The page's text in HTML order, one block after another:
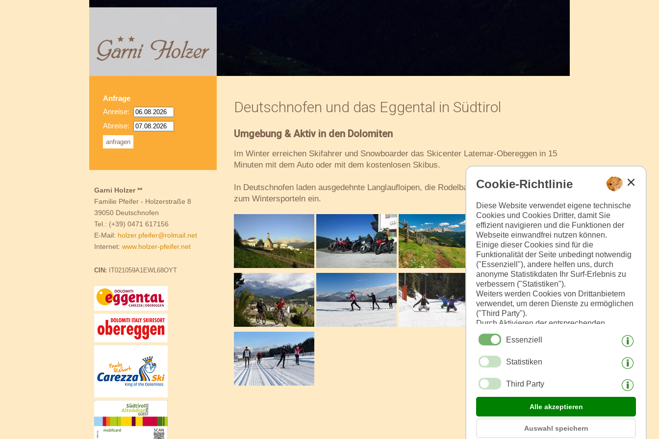
Cookie-Richtlinie
Diese Website verwendet eigene technische
Cookies und Cookies Dritter, damit Sie
effizient navigieren und die Funktionen der
Webseite einwandfrei nutzen können.
Einige dieser Cookies sind für die
Funktionalität der Seite unbedingt notwendig
("Essenziell"), andere helfen uns, durch
anonyme Statistikdaten Ihr Surf-Erlebnis zu
verbessern ("Statistiken").
Weiters werden Cookies von Drittanbietern
verwendet, um deren Dienste zu ermöglichen
("Third Party").
Durch Aktivieren der entsprechenden
Schaltflächen entscheiden Sie selbst, welche
Cookies zum Einsatz kommen.
"Auswahl speichern" oder "Auswahl
der ausgewählten Cookies erlauben.
Ihre Einwilligung können Sie jederzeit
widerrufen.
Essenziell
Statistiken
Third Party
Alle akzeptieren
Auswahl speichern
Anfrage
Anreise:
Abreise:
Garni Holzer **
Familie Pfeifer - Holzerstraße 8
39050 Deutschnofen
Tel.: (+39) 0471 617156
E-Mail: holzer.pfeifer@rolmail.net
Internet: www.holzer-pfeifer.net
CIN: IT021059A1EWL68OYT
Deutschnofen und das Eggental in Südtirol
Umgebung & Aktiv in den Dolomiten
Im Winter erreichen Skifahrer und Snowboarder das Skicenter Latemar-Obereggen in 15
Minuten mit dem Auto oder mit dem kostenlosen Skibus.
In Deutschnofen laden ausgedehnte Langlaufloipen, die Rodelbahn und der Eislaufplatz
zum Wintersporteln ein.